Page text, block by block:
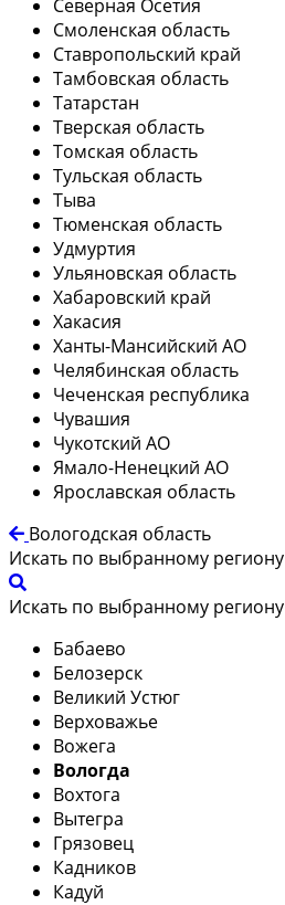
Северная Осетия
Смоленская область
Ставропольский край
Тамбовская область
Татарстан
Тверская область
Томская область
Тульская область
Тыва
Тюменская область
Удмуртия
Ульяновская область
Хабаровский край
Хакасия
Ханты-Мансийский АО
Челябинская область
Чеченская республика
Чувашия
Чукотский АО
Ямало-Ненецкий АО
Ярославская область
Вологодская область
Искать по выбранному региону
Искать по выбранному региону
Бабаево
Белозерск
Великий Устюг
Верховажье
Вожега
Вологда
Вохтога
Вытегра
Грязовец
Кадников
Кадуй